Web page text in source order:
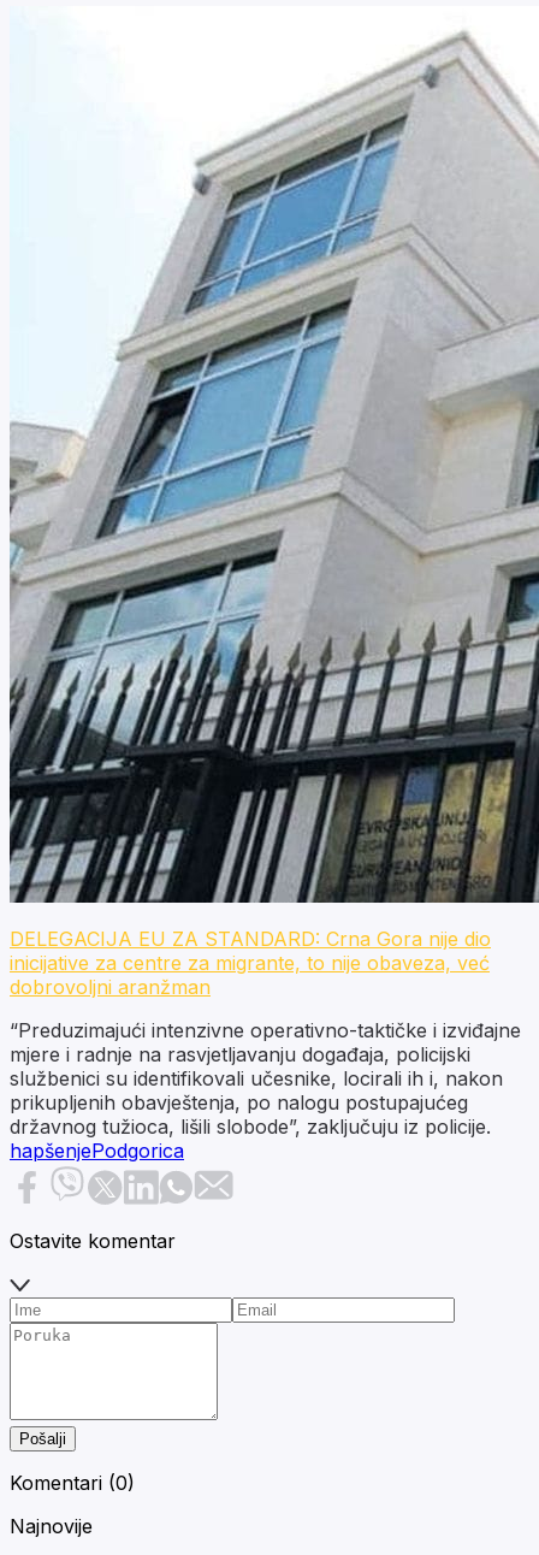
DELEGACIJA EU ZA STANDARD: Crna Gora nije dio
inicijative za centre za migrante, to nije obaveza, već
dobrovoljni aranžman
“Preduzimajući intenzivne operativno-taktičke i izviđajne
mjere i radnje na rasvjetljavanju događaja, policijski
službenici su identifikovali učesnike, locirali ih i, nakon
prikupljenih obavještenja, po nalogu postupajućeg
državnog tužioca, lišili slobode”, zaključuju iz policije.
hapšenjePodgorica
Ostavite komentar
Pošalji
Komentari (0)
Najnovije